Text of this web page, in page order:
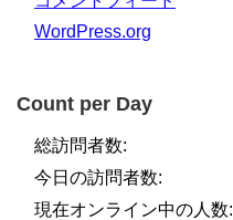
WordPress.org
Count per Day
総訪問者数:
今日の訪問者数:
現在オンライン中の人数: